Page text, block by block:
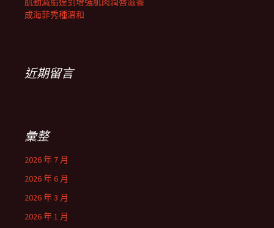
成海菲秀種溫和
近期留言
彙整
2026 年 7 月
2026 年 6 月
2026 年 3 月
2026 年 1 月